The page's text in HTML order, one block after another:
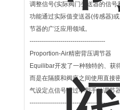
调整信号(实际阀门变送器的信
功能通过实际值变送器(传感器)
节器的广泛应用领域。
-------------------------------------
Proportion-Air精密背压调节器
Equilibar开发了一种独特的、获
而是在隔膜和阀座之间使用直接
气设定点信号通过小型手动调节
--------------------------------------